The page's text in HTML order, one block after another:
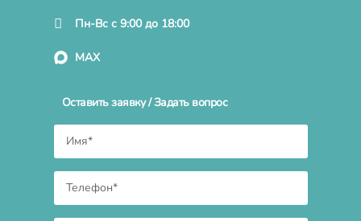
Пн-Вс с 9:00 до 18:00
MAX
Оставить заявку / Задать вопрос